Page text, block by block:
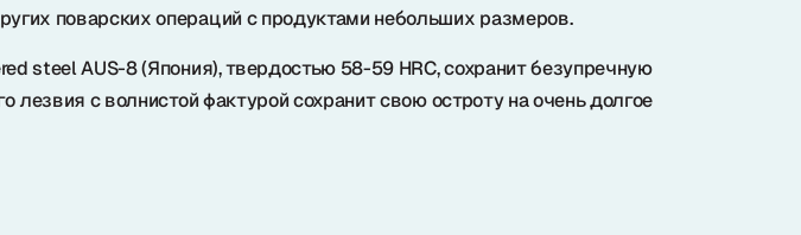
поварских операций с продуктами небольших размеров.
steel AUS-8 (Япония), твердостью 58-59 HRC, сохранит безупречную
лезвия с волнистой фактурой сохранит свою остроту на очень долгое